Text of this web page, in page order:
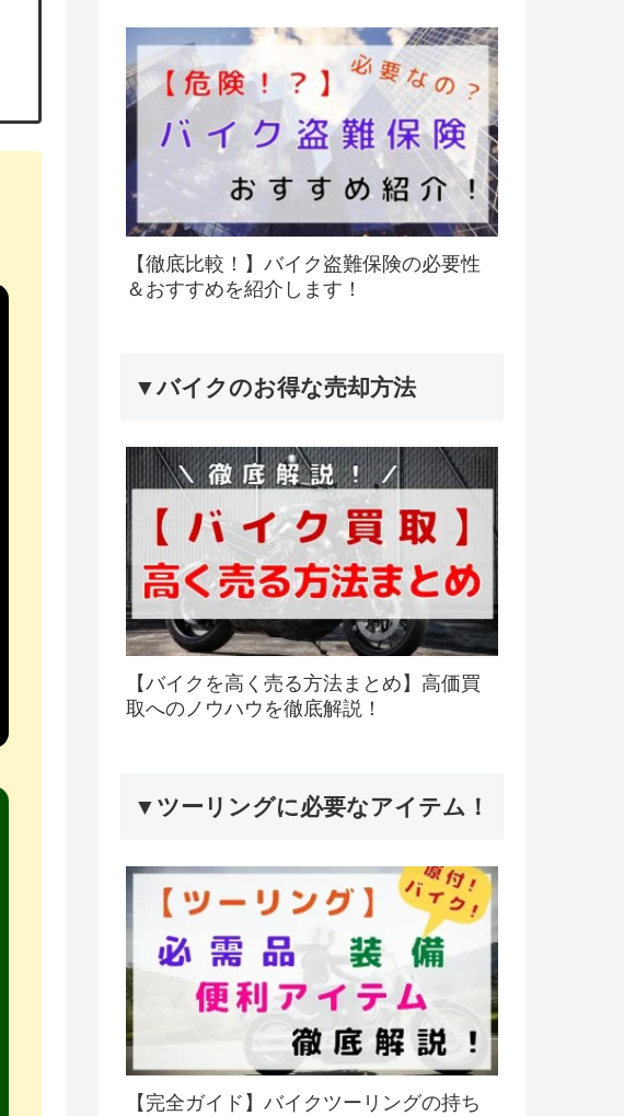
【徹底比較！】バイク盗難保険の必要性
＆おすすめを紹介します！
▼バイクのお得な売却方法
【バイクを高く売る方法まとめ】高価買
取へのノウハウを徹底解説！
▼ツーリングに必要なアイテム！
【完全ガイド】バイクツーリングの持ち